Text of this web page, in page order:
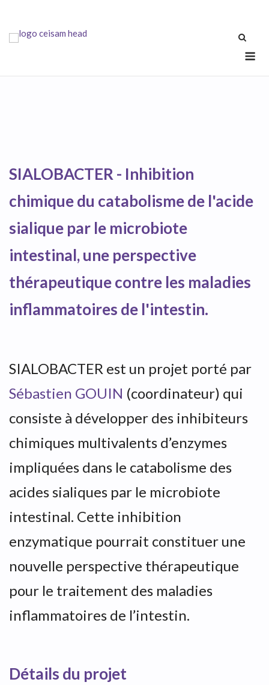
content
SIALOBACTER - Inhibition
chimique du catabolisme de l'acide
sialique par le microbiote
intestinal, une perspective
thérapeutique contre les maladies
inflammatoires de l'intestin.
SIALOBACTER est un projet porté par
Sébastien GOUIN (coordinateur) qui
consiste à développer des inhibiteurs
chimiques multivalents d’enzymes
impliquées dans le catabolisme des
acides sialiques par le microbiote
intestinal. Cette inhibition
enzymatique pourrait constituer une
nouvelle perspective thérapeutique
pour le traitement des maladies
inflammatoires de l’intestin.
Détails du projet